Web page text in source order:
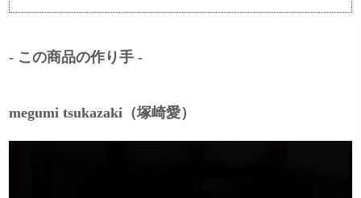
- この商品の作り手 -
megumi tsukazaki（塚崎愛）